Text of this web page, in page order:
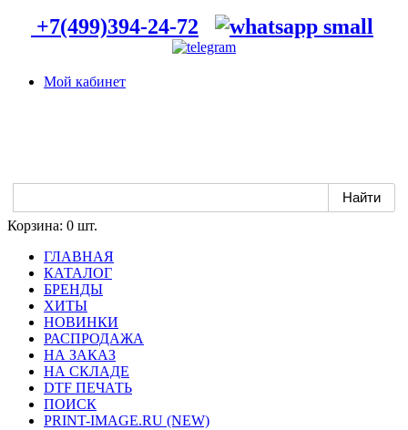
+7(499)394-24-72
Мой кабинет
Корзина: 0 шт.
ГЛАВНАЯ
КАТАЛОГ
БРЕНДЫ
ХИТЫ
НОВИНКИ
РАСПРОДАЖА
НА ЗАКАЗ
НА СКЛАДЕ
DTF ПЕЧАТЬ
ПОИСК
PRINT-IMAGE.RU (NEW)